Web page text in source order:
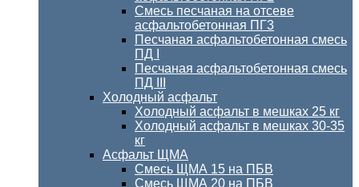
Смесь песчаная на отсеве
асфальтобетонная ПГ3
Песчаная асфальтобетонная смесь
ПД I
Песчаная асфальтобетонная смесь
ПД III
Холодный асфальт
Холодный асфальт в мешках 25 кг
Холодный асфальт в мешках 30-35
кг
Асфальт ЩМА
Смесь ЩМА 15 на ПБВ
Смесь ЩМА 20 на ПБВ